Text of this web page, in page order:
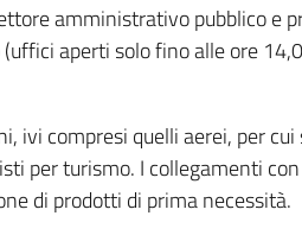
amministrativo pubblico e
aperti solo fino alle ore
ivi compresi quelli aerei, per
per turismo. I collegamenti
di prodotti di prima necessità.